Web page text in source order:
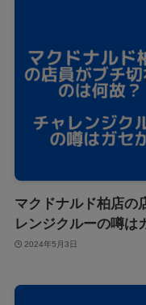
マクドナルド柏店の
レンジクルーの噂は
2024年5月3日